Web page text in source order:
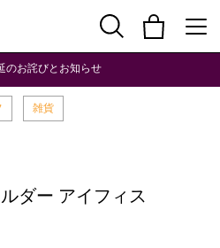
のお詫びとお知らせ
雑貨
ダー アイフィス